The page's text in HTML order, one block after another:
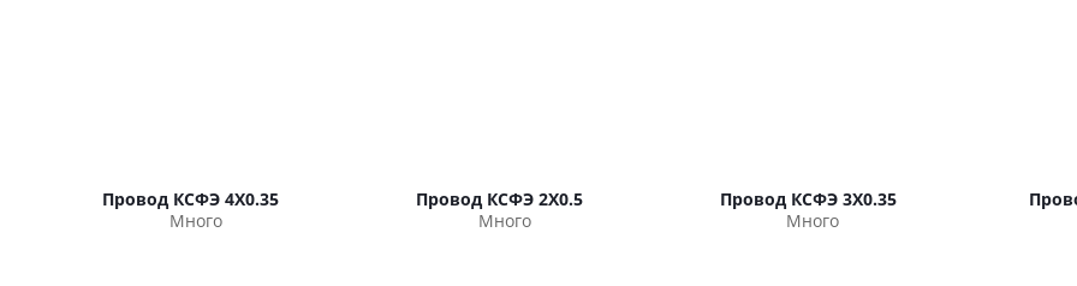
Провод КСФЭ 4Х0.35
Много
Провод КСФЭ 2Х0.5
Много
Провод КСФЭ 3Х0.35
Много